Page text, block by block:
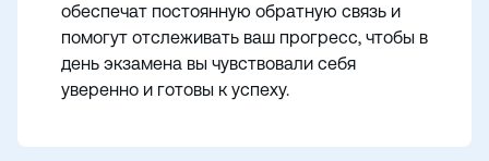
обеспечат постоянную обратную связь и
помогут отслеживать ваш прогресс, чтобы в
день экзамена вы чувствовали себя
уверенно и готовы к успеху.